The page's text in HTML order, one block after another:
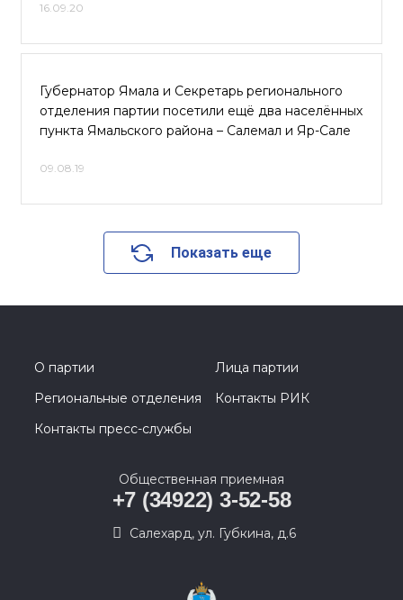
16.09.20
Губернатор Ямала и Секретарь регионального
отделения партии посетили ещё два населённых
пункта Ямальского района – Салемал и Яр-Сале
09.08.19
Показать еще
О партии
Лица партии
Региональные отделения
Контакты РИК
Контакты пресс-службы
Общественная приемная
+7 (34922) 3-52-58
Салехард, ул. Губкина, д.6